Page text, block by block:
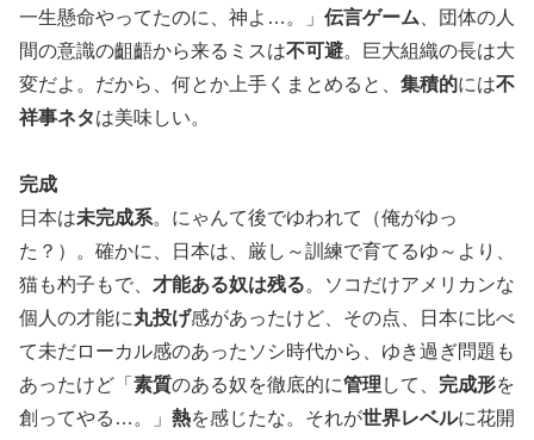
一生懸命やってたのに、神よ…。」 伝言ゲーム 、団体の人
間の意識の齟齬から来るミスは不可避。巨大組織の長は大
変だよ。だから、何とか上手くまとめると、 集積的には不
祥事ネタは美味しい。
完成
日本は未完成系。にゃんて後でゆわれて（俺がゆっ
た？）。確かに、日本は、厳し～訓練で育てるゆ～より、
猫も杓子もで、 才能ある奴は残る。ソコだけアメリカンな
個人の才能に丸投げ感があったけど、その点、日本に比べ
て未だローカル感のあったソシ時代から、ゆき過ぎ問題も
あったけど「 素質のある奴を徹底的に管理 して、 完成形を
創ってやる…。」 熱を感じたな。それが世界レベルに花開